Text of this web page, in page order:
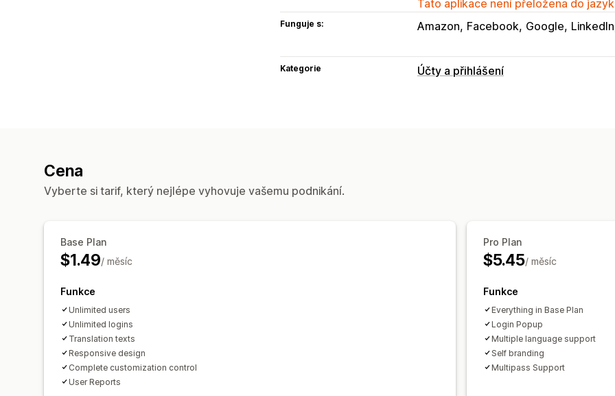
Tato aplikace není přeložena do
Funguje s: Amazon Facebook Google LinkedIn
Kategorie Účty a přihlášení
Cena
Vyberte si tarif, který nejlépe vyhovuje vašemu podnikání.
Base Plan
$1.49/ měsíc
Funkce
Unlimited users
Unlimited logins
Translation texts
Responsive design
Complete customization control
User Reports
Pro Plan
$5.45/ měsíc
Funkce
Everything in Base Plan
Login Popup
Multiple language support
Self branding
Multipass Support